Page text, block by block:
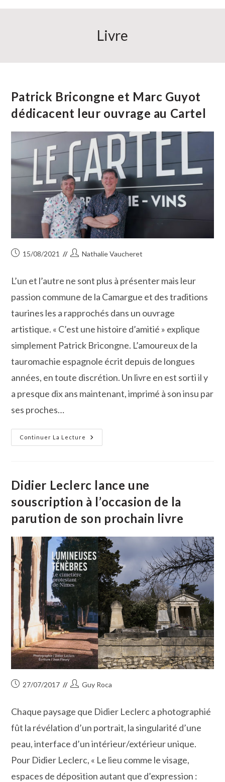
Livre
Patrick Bricongne et Marc Guyot
dédicacent leur ouvrage au Cartel
Publication
15/08/2021
Auteur/autrice
publication :
Nathalie Vaucheret
L’un et l’autre ne sont plus à présenter mais leur
passion commune de la Camargue et des traditions
taurines les a rapprochés dans un ouvrage
artistique. « C’est une histoire d’amitié » explique
simplement Patrick Bricongne. L’amoureux de la
tauromachie espagnole écrit depuis de longues
années, en toute discrétion. Un livre en est sorti il y
a presque dix ans maintenant, imprimé à son insu par
ses proches…
Continuer La Lecture
Patrick
Bricongne
Leur
Ouvrage
Cartel
Didier Leclerc lance une
souscription à l’occasion de la
parution de son prochain livre
Publication
27/07/2017
Auteur/autrice
publication :
Guy Roca
Chaque paysage que Didier Leclerc a photographié
fût la révélation d’un portrait, la singularité d’une
peau, interface d’un intérieur/extérieur unique.
Pour Didier Leclerc, « Le lieu comme le visage,
espaces de déposition autant que d’expression :